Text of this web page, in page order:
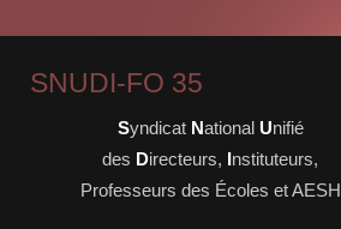
SNUDI-FO 35
Syndicat National Unifié
des Directeurs, Instituteurs,
Professeurs des Écoles et AESH